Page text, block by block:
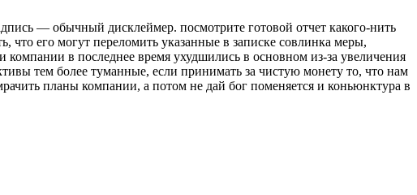
— обычный дисклеймер. посмотрите готовой отчет какого-нить
что его могут переломить указанные в записке совлинка меры,
в последнее время ухудшились в основном из-за увеличения
тем более туманные, если принимать за чистую монету то, что нам
планы компании, а потом не дай бог поменяется и коньюнктура в